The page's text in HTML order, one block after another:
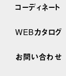
コーディネート
WEBカタログ
お問い合わせ